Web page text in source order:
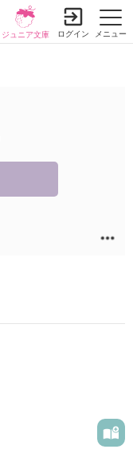
メニュー
ジュニア文庫 ログイン